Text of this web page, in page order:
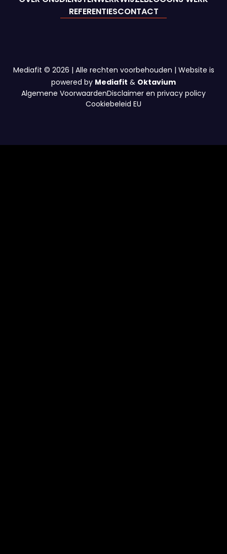
intrekt, kan dit een nadelige invloed hebben op bepaalde functies
en mogelijkheden.
Weigeren
Bekijk voorkeuren
powered by
Mediafit & Oktavium
Algemene VoorwaardenDisclaimer en privacy policy
Cookiebeleid EU